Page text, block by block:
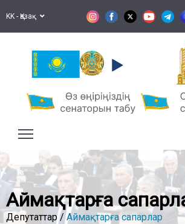
KK - Қазақ
Аймақтарға
Депутаттар /Аймақтарға сапарлар